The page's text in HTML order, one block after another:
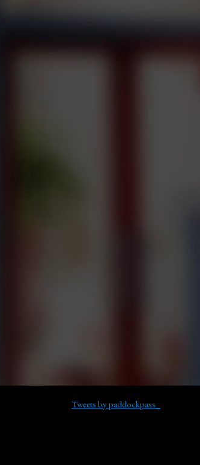
Tweets by paddockpass_